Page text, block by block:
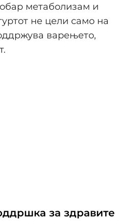
метаболизам и
не цели само на
варењето,
за здравите